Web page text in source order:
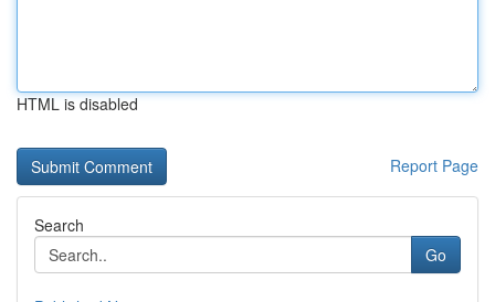
HTML is disabled
Report Page
Search
Go